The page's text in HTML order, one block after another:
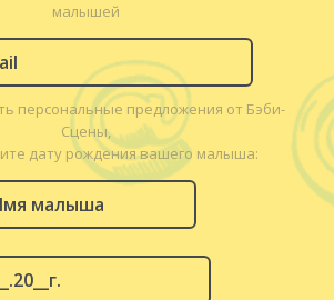
малышей
персональные предложения от Бэби-
Сцены,
дату рождения вашего малыша: